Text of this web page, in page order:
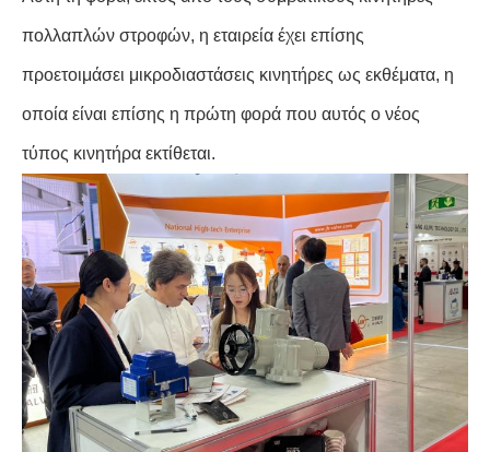
πολλαπλών στροφών, η εταιρεία έχει επίσης
προετοιμάσει μικροδιαστάσεις κινητήρες ως εκθέματα, η
οποία είναι επίσης η πρώτη φορά που αυτός ο νέος
τύπος κινητήρα εκτίθεται.